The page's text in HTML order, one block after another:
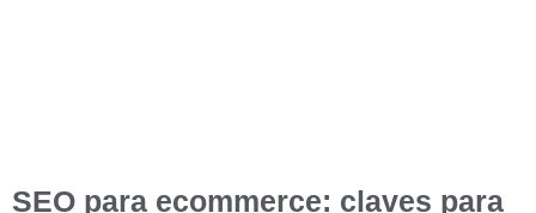
SEO para ecommerce: claves para